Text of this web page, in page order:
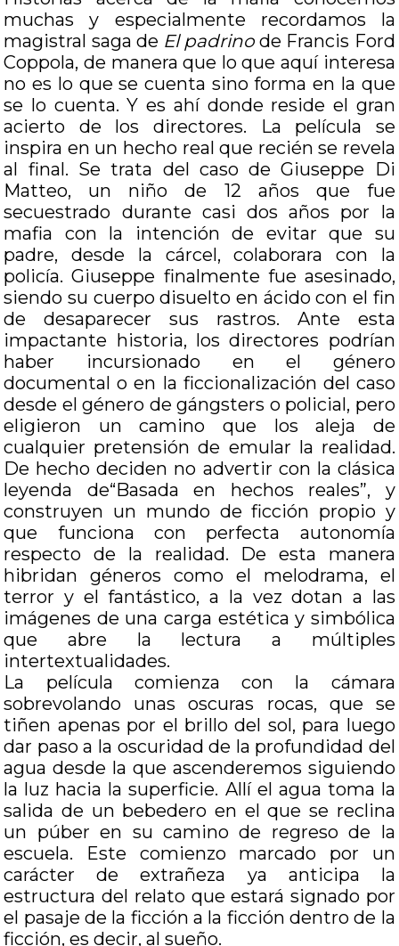
muchas y especialmente recordamos la
magistral saga de El padrinode Francis Ford
Coppola, de manera que lo que aquí interesa
no es lo que se cuenta sino forma en la que
se lo cuenta. Y es ahí donde reside el gran
acierto de los directores. La película se
inspira en un hecho real que recién se revela
al final. Se trata del caso de Giuseppe Di
Matteo, un niño de 12 años que fue
secuestrado durante casi dos años por la
mafia con la intención de evitar que su
padre, desde la cárcel, colaborara con la
policía. Giuseppe finalmente fue asesinado,
siendo su cuerpo disuelto en ácido con el fin
de desaparecer sus rastros. Ante esta
impactante historia, los directores podrían
haber incursionado en el género
documental o en la ficcionalización del caso
desde el género de gángsters o policial, pero
eligieron un camino que los aleja de
cualquier pretensión de emular la realidad.
De hecho deciden no advertir con la clásica
leyenda de“Basada en hechos reales”, y
construyen un mundo de ficción propio y
que funciona con perfecta autonomía
respecto de la realidad. De esta manera
hibridan géneros como el melodrama, el
terror y el fantástico, a la vez dotan a las
imágenes de una carga estética y simbólica
que abre la lectura a múltiples
intertextualidades.
La película comienza con la cámara
sobrevolando unas oscuras rocas, que se
tiñen apenas por el brillo del sol, para luego
dar paso a la oscuridad de la profundidad del
agua desde la que ascenderemos siguiendo
la luz hacia la superficie. Allí el agua toma la
salida de un bebedero en el que se reclina
un púber en su camino de regreso de la
escuela. Este comienzo marcado por un
carácter de extrañeza ya anticipa la
estructura del relato que estará signado por
el pasaje de la ficción a la ficción dentro de la
ficción, es decir, al sueño.